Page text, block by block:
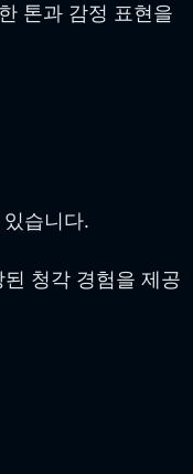
톤과 감정 표현을
습니다.
청각 경험을 제공